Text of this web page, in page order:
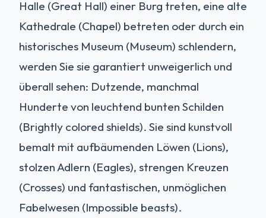
Halle (Great Hall) einer Burg treten, eine alte
Kathedrale (Chapel) betreten oder durch ein
historisches Museum (Museum) schlendern,
werden Sie sie garantiert unweigerlich und
überall sehen: Dutzende, manchmal
Hunderte von leuchtend bunten Schilden
(Brightly colored shields). Sie sind kunstvoll
bemalt mit aufbäumenden Löwen (Lions),
stolzen Adlern (Eagles), strengen Kreuzen
(Crosses) und fantastischen, unmöglichen
Fabelwesen (Impossible beasts).